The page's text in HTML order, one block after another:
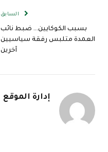
السابق
بسبب الكوكايين… ضبط نائب
العمدة متلبس رفقة سياسيين
آخرين
إدارة الموقع